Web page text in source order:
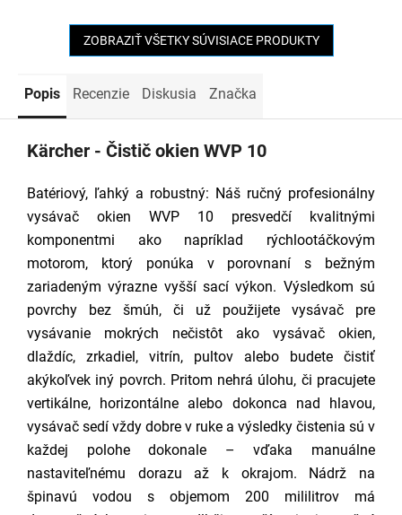
ZOBRAZIŤ VŠETKY SÚVISIACE PRODUKTY
Popis Recenzie Diskusia Značka
Kärcher - Čistič okien WVP 10
Batériový, ľahký a robustný: Náš ručný profesionálny
vysávač okien WVP 10 presvedčí kvalitnými
komponentmi ako napríklad rýchlootáčkovým
motorom, ktorý ponúka v porovnaní s bežným
zariadeným výrazne vyšší sací výkon. Výsledkom sú
povrchy bez šmúh, či už použijete vysávač pre
vysávanie mokrých nečistôt ako vysávač okien,
dlaždíc, zrkadiel, vitrín, pultov alebo budete čistiť
akýkoľvek iný povrch. Pritom nehrá úlohu, či pracujete
vertikálne, horizontálne alebo dokonca nad hlavou,
vysávač sedí vždy dobre v ruke a výsledky čistenia sú v
každej polohe dokonale – vďaka manuálne
nastaviteľnému dorazu až k okrajom. Nádrž na
špinavú vodou s objemom 200 mililitrov má